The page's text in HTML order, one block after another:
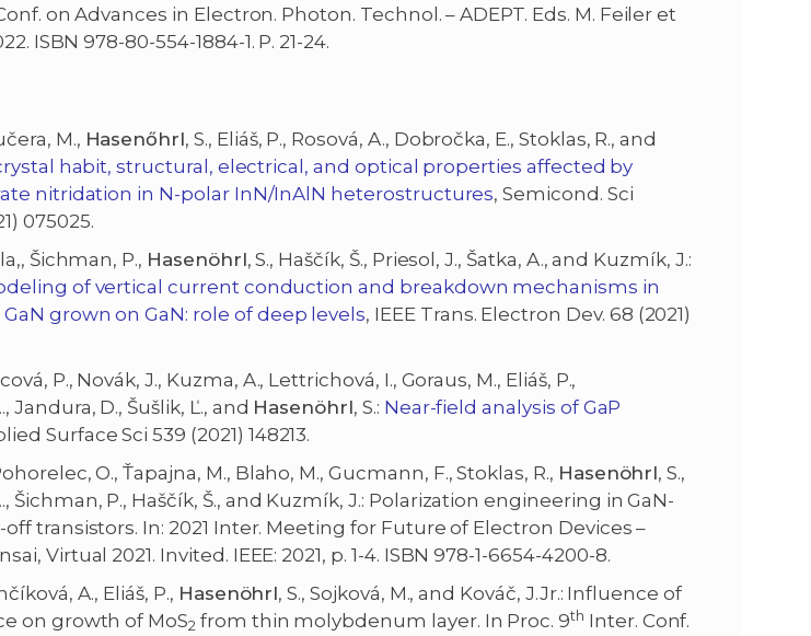
on Advances in Electron. Photon. Technol. – ADEPT. Eds. M. Feiler et
ISBN 978-80-554-1884-1. P. 21-24.
M., Hasenőhrl, S., Eliáš, P., Rosová, A., Dobročka, E., Stoklas, R., and
habit, structural, electrical, and optical properties affected by
nitridation in N-polar InN/InAlN heterostructures, Semicond. Sci
075025.
Šichman, P., Hasenöhrl, S., Haščík, Š., Priesol, J., Šatka, A., and Kuzmík, J.:
of vertical current conduction and breakdown mechanisms in
grown on GaN: role of deep levels, IEEE Trans. Electron Dev. 68 (2021)
P., Novák, J., Kuzma, A., Lettrichová, I., Goraus, M., Eliáš, P.,
Jandura, D., Šušlik, Ľ., and Hasenöhrl, S.: Near-field analysis of GaP
Surface Sci 539 (2021) 148213.
O., Ťapajna, M., Blaho, M., Gucmann, F., Stoklas, R., Hasenöhrl, S.,
Šichman, P., Haščík, Š., and Kuzmík, J.: Polarization engineering in GaN-
transistors. In: 2021 Inter. Meeting for Future of Electron Devices –
Virtual 2021. Invited. IEEE: 2021, p. 1-4. ISBN 978-1-6654-4200-8.
A., Eliáš, P., Hasenöhrl, S., Sojková, M., and Kováč, J.Jr.: Influence of
on growth of MoS2 from thin molybdenum layer. In Proc. 9th Inter. Conf.